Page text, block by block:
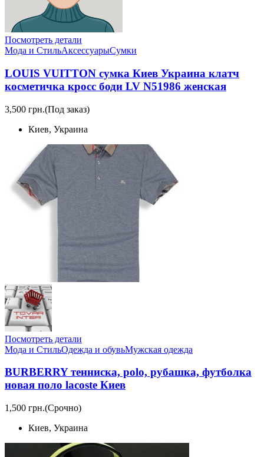
Посмотреть детали
Мода и СтильАксессуарыСумки
LOUIS VUITTON сумка Киев Украина клатч
косметичка кросс боди LV N51986 женская
3,500 грн.(Под заказ)
Киев, Украина
Посмотреть детали
Мода и СтильОдежда и обувьМужская одежда
BURBERRY тенниска, polo, рубашка, футболка
новая поло lacoste Киев
1,500 грн.(Срочно)
Киев, Украина